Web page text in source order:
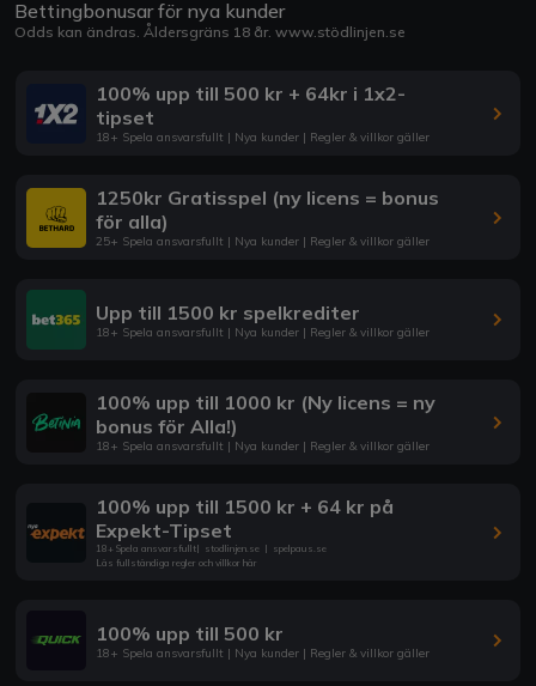
Bettingbonusar för nya kunder
Odds kan ändras. Åldersgräns 18 år. www.stödlinjen.se
100% upp till 500 kr + 64kr i 1x2-
tipset
18+ Spela ansvarsfullt | Nya kunder | Regler & villkor gäller
1250kr Gratisspel (ny licens = bonus
för alla)
25+ Spela ansvarsfullt | Nya kunder | Regler & villkor gäller
Upp till 1500 kr spelkrediter
18+ Spela ansvarsfullt | Nya kunder | Regler & villkor gäller
100% upp till 1000 kr (Ny licens = ny
bonus för Alla!)
18+ Spela ansvarsfullt | Nya kunder | Regler & villkor gäller
100% upp till 1500 kr + 64 kr på
Expekt-Tipset
18+ Spela ansvarsfullt| stodlinjen.se | spelpaus.se
Läs fullständiga regler och villkor här
100% upp till 500 kr
18+ Spela ansvarsfullt | Nya kunder | Regler & villkor gäller